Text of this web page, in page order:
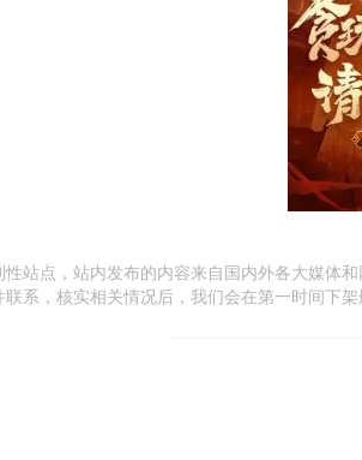
站点，站内发布的内容来自国内外各大媒体
系，核实相关情况后，我们会在第一时间下